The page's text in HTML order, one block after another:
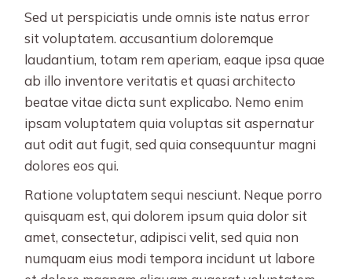
Sed ut perspiciatis unde omnis iste natus error
sit voluptatem. accusantium doloremque
laudantium, totam rem aperiam, eaque ipsa quae
ab illo inventore veritatis et quasi architecto
beatae vitae dicta sunt explicabo. Nemo enim
ipsam voluptatem quia voluptas sit aspernatur
aut odit aut fugit, sed quia consequuntur magni
dolores eos qui.
Ratione voluptatem sequi nesciunt. Neque porro
quisquam est, qui dolorem ipsum quia dolor sit
amet, consectetur, adipisci velit, sed quia non
numquam eius modi tempora incidunt ut labore